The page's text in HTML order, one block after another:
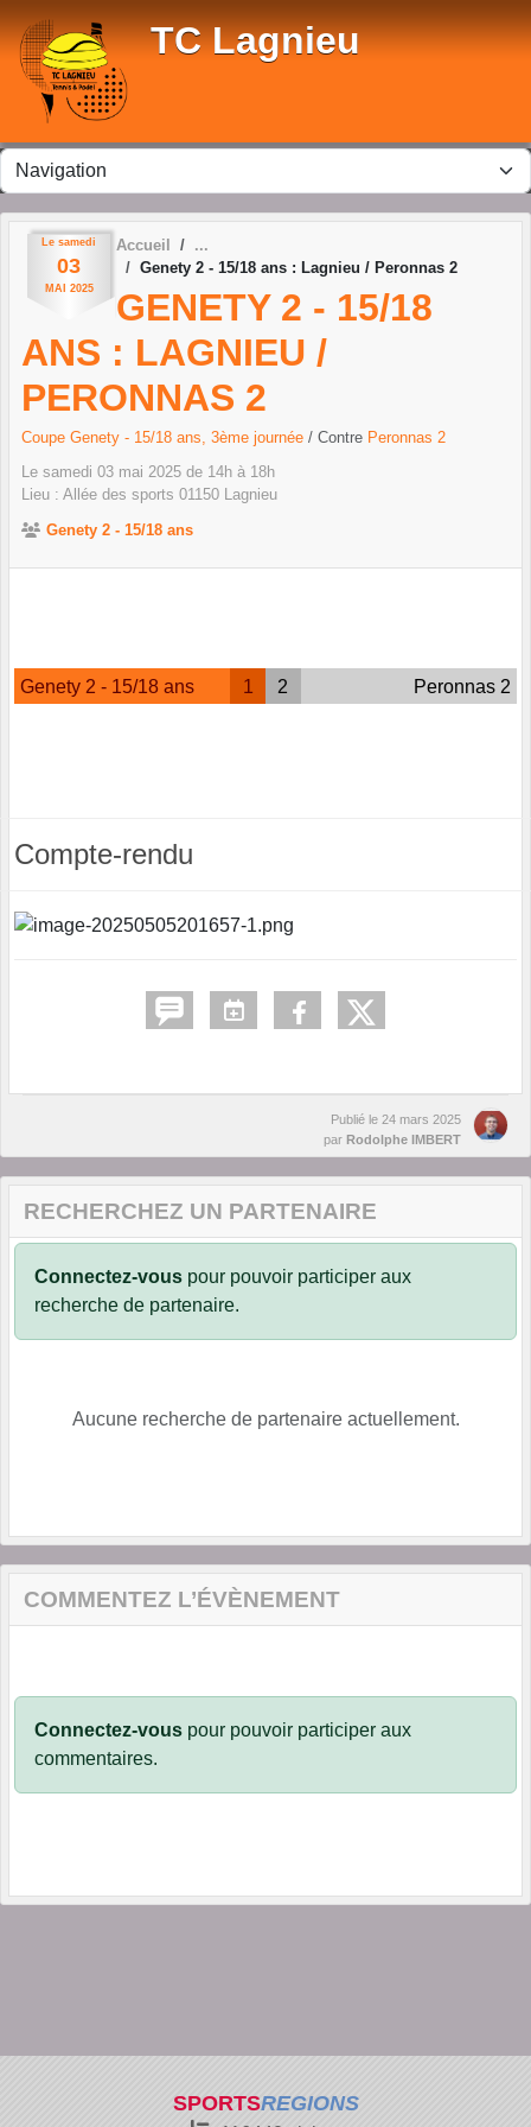
TC Lagnieu
Le samedi
03
MAI 2025
Accueil
Genety 2 - 15/18 ans : Lagnieu / Peronnas 2
GENETY 2 - 15/18
ANS : LAGNIEU /
PERONNAS 2
Coupe Genety - 15/18 ans, 3ème journée / Contre Peronnas 2
Le samedi 03 mai 2025 de 14h à 18h
Lieu : Allée des sports 01150 Lagnieu
Genety 2 - 15/18 ans
Genety 2 - 15/18 ans 1 2 Peronnas 2
Compte-rendu
Publié le 24 mars 2025
par Rodolphe IMBERT
RECHERCHEZ UN PARTENAIRE
Connectez-vous pour pouvoir participer aux
recherche de partenaire.
Aucune recherche de partenaire actuellement.
COMMENTEZ L’ÉVÈNEMENT
Connectez-vous pour pouvoir participer aux
commentaires.
SPORTSREGIONS